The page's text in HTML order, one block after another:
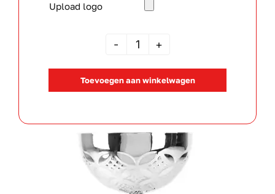
Upload logo
JSAK
105930
aantal
Toevoegen aan winkelwagen